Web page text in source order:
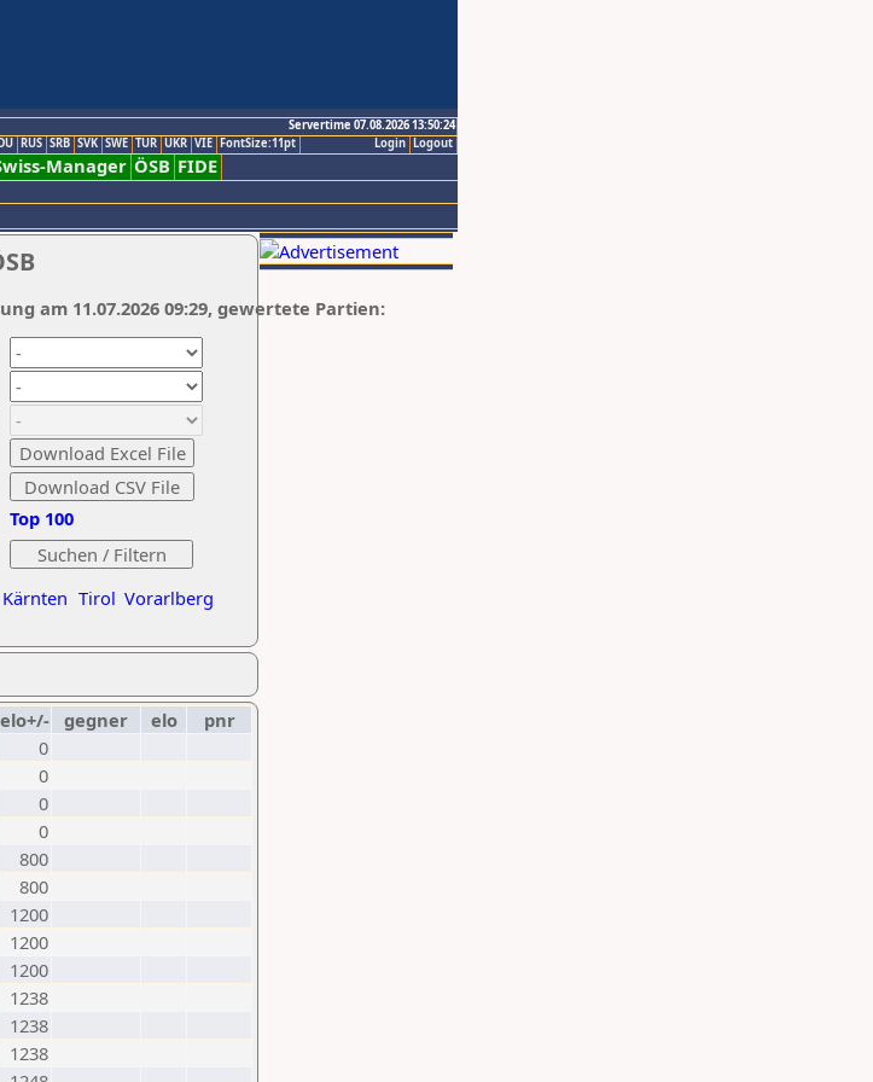
Servertime 07.08.2026 13:50:24
Logout
Login
RUS SRB SVK SWE TUR UKR VIE FontSize:11pt
Manager ÖSB FIDE
Kärnten Tirol Vorarlberg
Top 100
am 11.07.2026 09:29, gewertete Partien:
elo+/- gegner elo
pnr
0
0
0
0
800
800
1200
1200
1200
1238
1238
1238